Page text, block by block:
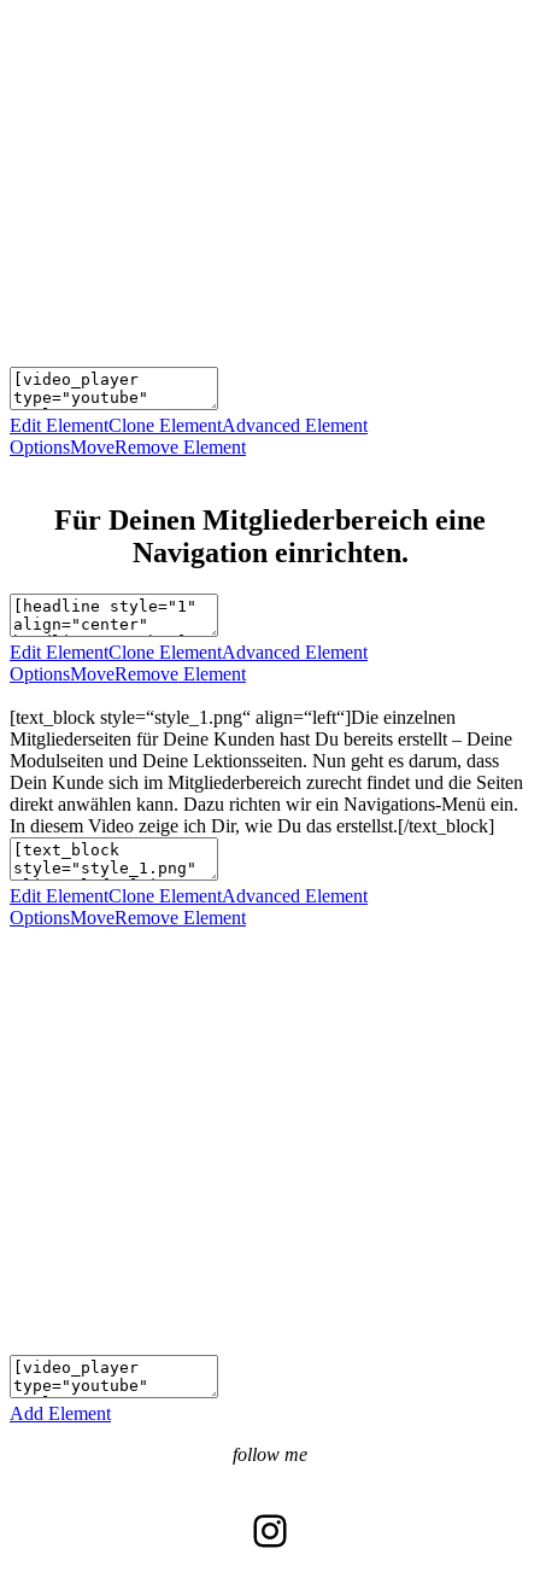
Edit ElementClone ElementAdvanced Element
OptionsMoveRemove Element
Für Deinen Mitgliederbereich eine
Navigation einrichten.
Edit ElementClone ElementAdvanced Element
OptionsMoveRemove Element
[text_block style=“style_1.png“ align=“left“]Die einzelnen
Mitgliederseiten für Deine Kunden hast Du bereits erstellt – Deine
Modulseiten und Deine Lektionsseiten. Nun geht es darum, dass
Dein Kunde sich im Mitgliederbereich zurecht findet und die Seiten
direkt anwählen kann. Dazu richten wir ein Navigations-Menü ein.
In diesem Video zeige ich Dir, wie Du das erstellst.[/text_block]
Edit ElementClone ElementAdvanced Element
OptionsMoveRemove Element
Add Element
follow me
Instagram